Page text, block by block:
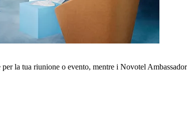
la tua riunione o evento, mentre i Novotel